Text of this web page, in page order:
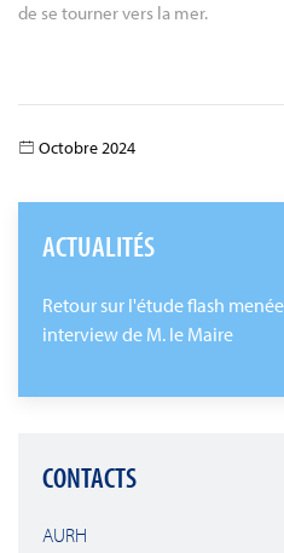
de se tourner vers la mer.
Octobre 2024
ACTUALITÉS
Retour sur l'étude flash
interview de M. le Maire
CONTACTS
AURH